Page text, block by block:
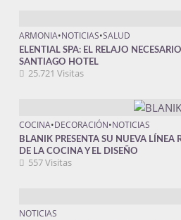
ARMONIA•NOTICIAS•SALUD
ELENTIAL SPA: EL RELAJO
SANTIAGO HOTEL
25.721 Visitas
COCINA•DECORACIÓN•NOTICIAS
BLANIK PRESENTA SU NUEVA LÍNEA
DE LA COCINA Y EL DISEÑO
557 Visitas
NOTICIAS